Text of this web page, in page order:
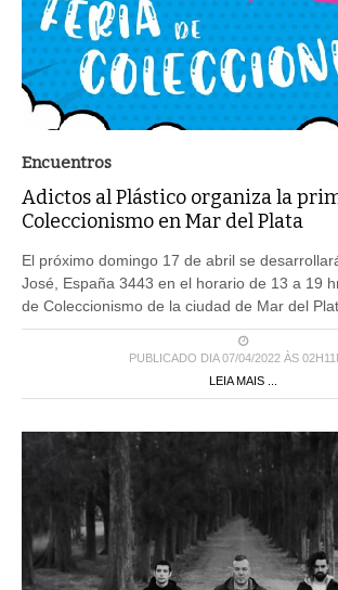
Encuentros
Adictos al Plástico organiza la
Coleccionismo en Mar del Plata
El próximo domingo 17 de abril se
José, España 3443 en el horario de 13 a 19
de Coleccionismo de la ciudad de Mar del
PUBLICADO DIA 07/04/2022 ÀS
LEIA MAIS ...